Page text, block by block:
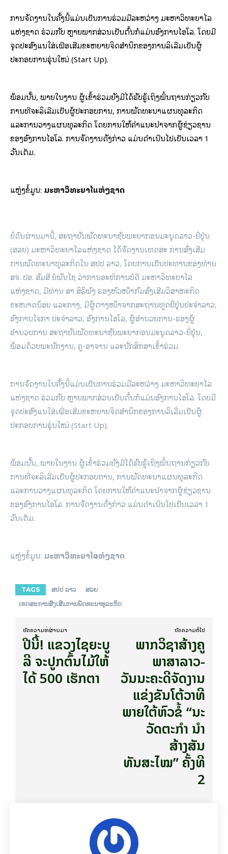
ການຈັດງານໃນຄັ້ງນີ້ແມ່ນເປັນການຮ່ວມມືລະຫວ່າງ ມະຫາວິທະຍາໄລ
ແຫ່ງຊາດ ຮ່ວມກັບ ຫຼາຍພາກສ່ວນເປັນຕົ້ນກໍແມ່ນອົງການໄອໂລ. ໂດຍມີ
ຈຸດປະສົງແນໃສ່ເພື່ອເສີມຂະຫຍາຍຈິດສຳນຶກຂອງການລິເລີ່ມເປັນຜູ້
ປະກອບການຮຸ່ນໃໝ່ (Start Up).
ພ້ອມນັ້ນ, ພາຍໃນງານ ຜູ້ເຂົ້າຮ່ວມຍັງມີໄດ້ຮັບຮູ້ເຖິງພຶ້ນຖານກ່ຽວກັບ
ການທີ່ຈະລິເລີ່ມເປັນຜູ້ປະກອບການ, ການພັດທະນາແຜນທຸລະກິດ
ແລະການວາງແຜນທຸລະກິດ ໂດຍການໃຫ້ຄຳແນະນຳຈາກຜູ້ຊ່ຽວຊານ
ຂອງອົງການໄອໂລ. ການຈັດງານດັ່ງກ່າວ ແມ່ນດຳເນີນໄປເປັນເວລາ 1
ວັນເຕັມ.
ແຫຼ່ງຂໍ້ມູນ: ມະຫາວິທະຍາໄລແຫ່ງຊາດ
ບໍ່ດົນຜ່ານມານີ້, ສະຖາບັນພັດທະນາຊັບພະຍາກອນມະນຸດລາວ-ຍີ່ປຸ່ນ
(ສລຍ) ມະຫາວິທະຍາໄລແຫ່ງຊາດ ໄດ້ຈັດງານເທດສະ ການສົ່ງເສີມ
ການພັດທະນາທຸລະກິດໃນ ສປປ ລາວ, ໂດຍການເປັນປະທານຂອງທ່ານ
ສຈ. ປອ. ສົມສີ ຍໍພັນໄຊ ວ່າການອະທິການບໍດີ ມະຫາວິທະຍາໄລ
ແຫ່ງຊາດ, ມີທ່ານ ສາ ສິຣິພົງ ຮອງຫົວໜ້າກົມສົ່ງເສີມວິສາຫະກິດ
ຂະໜາດນ້ອຍ ແລະກາງ, ມີຜູ້ຕາງໜ້າຈາກສະຖານທູດຍີ່ປຸ່ນປະຈຳລາວ,
ອົງການໄຈກາ ປະຈຳລາວ, ອົງການໄອໂລ, ຜູ້ອຳນວຍການ-ຮອງຜູ້
ອຳນວຍການ ສະຖາບັນພັດທະນາຊັບພະຍາກອນມະນຸດລາວ-ຍີ່ປຸ່ນ,
ພ້ອມດ້ວຍພະນັກງານ, ຄູ-ອາຈານ ແລະນັກສຶກສາເຂົ້າຮ່ວມ.
ການຈັດງານໃນຄັ້ງນີ້ແມ່ນເປັນການຮ່ວມມືລະຫວ່າງ ມະຫາວິທະຍາໄລ
ແຫ່ງຊາດ ຮ່ວມກັບ ຫຼາຍພາກສ່ວນເປັນຕົ້ນກໍແມ່ນອົງການໄອໂລ. ໂດຍມີ
ຈຸດປະສົງແນໃສ່ເພື່ອເສີມຂະຫຍາຍຈິດສຳນຶກຂອງການລິເລີ່ມເປັນຜູ້
ປະກອບການຮຸ່ນໃໝ່ (Start Up).
ພ້ອມນັ້ນ, ພາຍໃນງານ ຜູ້ເຂົ້າຮ່ວມຍັງມີໄດ້ຮັບຮູ້ເຖິງພຶ້ນຖານກ່ຽວກັບ
ການທີ່ຈະລິເລີ່ມເປັນຜູ້ປະກອບການ, ການພັດທະນາແຜນທຸລະກິດ
ແລະການວາງແຜນທຸລະກິດ ໂດຍການໃຫ້ຄຳແນະນຳຈາກຜູ້ຊ່ຽວຊານ
ຂອງອົງການໄອໂລ. ການຈັດງານດັ່ງກ່າວ ແມ່ນດຳເນີນໄປເປັນເວລາ 1
ວັນເຕັມ.
ແຫຼ່ງຂໍ້ມູນ: ມະຫາວິທະຍາໄລແຫ່ງຊາດ
TAGS ສປປ ລາວ
ສລຍ
ເທດສະການສົ່ງເສີມການພັດທະນາທຸລະກິດ
ບົດ​ຄວາມ​ທີ່​ຜ່ານ​ມາ
ປີນີ້! ແຂວງໄຊຍະບູ
ລີ ຈະປູກຕົ້ນໄມ້ໃຫ້
ໄດ້ 500 ເຮັກຕາ
ບົດ​ຄວາມ​ຕໍ່​ໄປ
ພາກວິຊາສ້າງຄູ
ພາສາລາວ-
ວັນນະຄະດີຈັດງານ
ແຂ່ງຂັນໂຕ້ວາທີ
ພາຍໃຕ້ຫົວຂໍ້ “ນະ
ວັດຕະກໍາ ນໍາ
ສ້າງສັນ
ທັນສະໄໝ” ຄັ້ງທີ
2